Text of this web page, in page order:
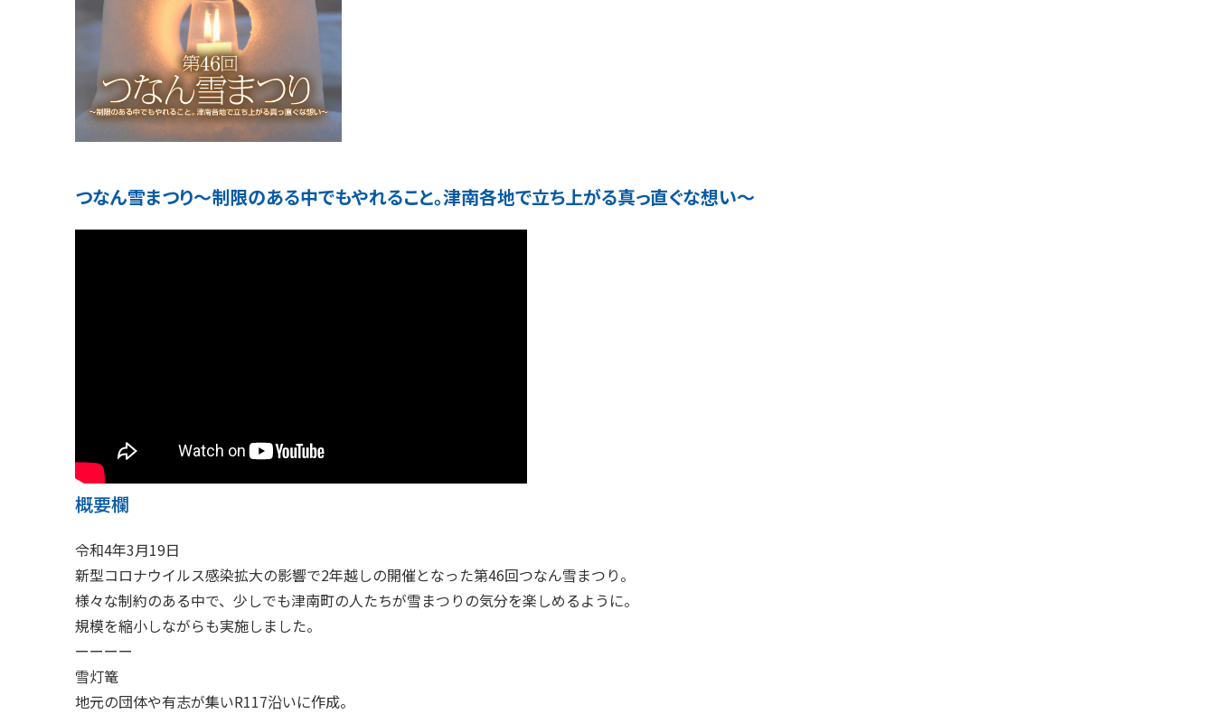
つなん雪まつり〜制限のある中でもやれること。津南各地で立ち上がる真っ直ぐな想い〜
概要欄
令和4年3月19日
新型コロナウイルス感染拡大の影響で2年越しの開催となった第46回つなん雪まつり。
様々な制約のある中で、少しでも津南町の人たちが雪まつりの気分を楽しめるように。
規模を縮小しながらも実施しました。
ーーーー
雪灯篭
地元の団体や有志が集いR117沿いに作成。